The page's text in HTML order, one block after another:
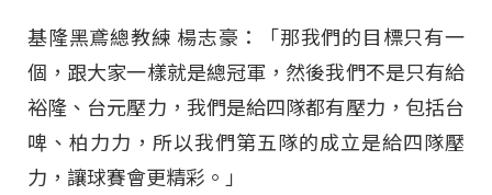
基隆黑鳶總教練 楊志豪：「那我們的目標只有一
個，跟大家一樣就是總冠軍，然後我們不是只有給
裕隆、台元壓力，我們是給四隊都有壓力，包括台
啤、柏力力，所以我們第五隊的成立是給四隊壓
力，讓球賽會更精彩。」​